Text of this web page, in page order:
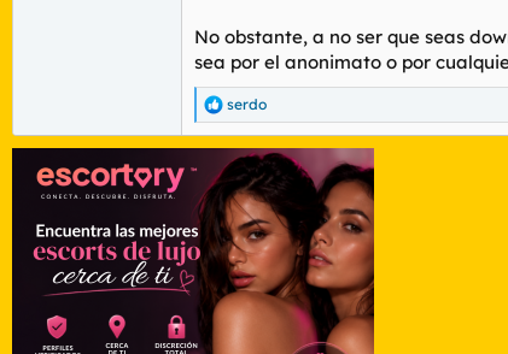
No obstante, a no ser que seas
sea por el anonimato o por
R
e
a
c
i
o
e
s
:
serdo